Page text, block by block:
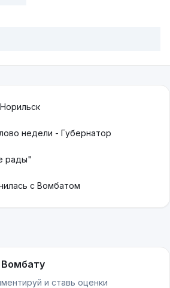
недели - Губернатор
рады"
с Вомбатом
и ставь оценки